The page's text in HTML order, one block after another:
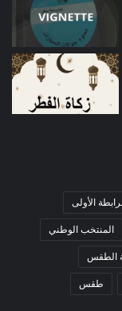
الأولى
المنتخب الوطني
الطقس
طقس